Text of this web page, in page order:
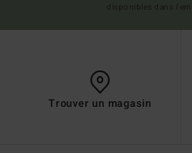
Trouver un magasin